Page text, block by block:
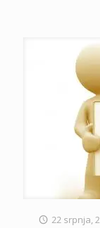
22 srpnja,